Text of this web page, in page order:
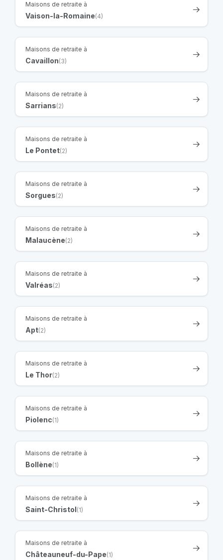
Maisons de retraite à
Vaison-la-Romaine(4)
Maisons de retraite à
Cavaillon(3)
Maisons de retraite à
Sarrians(2)
Maisons de retraite à
Le Pontet(2)
Maisons de retraite à
Sorgues(2)
Maisons de retraite à
Malaucène(2)
Maisons de retraite à
Valréas(2)
Maisons de retraite à
Apt(2)
Maisons de retraite à
Le Thor(2)
Maisons de retraite à
Piolenc(1)
Maisons de retraite à
Bollène(1)
Maisons de retraite à
Saint-Christol(1)
Maisons de retraite à
Châteauneuf-du-Pape(1)